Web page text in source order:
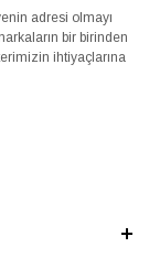
adresi olmayı
bir birinden
ihtiyaçlarına